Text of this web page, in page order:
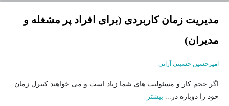
مدیریت زمان کاربردی (برای افراد پر مشغله و
مدیران)
امیرحسین حسینی آرانی
اگر حجم کار و مسئولیت های شما زیاد است و می خواهید کنترل زمان
خود را دوباره در... بیشتر